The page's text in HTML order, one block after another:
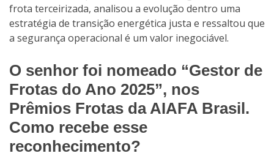
frota terceirizada, analisou a evolução dentro uma
estratégia de transição energética justa e ressaltou que
a segurança operacional é um valor inegociável.
O senhor foi nomeado “Gestor de
Frotas do Ano 2025”, nos
Prêmios Frotas da AIAFA Brasil.
Como recebe esse
reconhecimento?